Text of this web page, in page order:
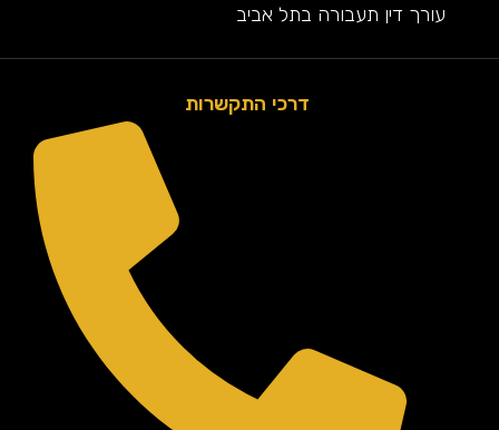
עורך דין תעבורה בתל אביב
דרכי התקשרות